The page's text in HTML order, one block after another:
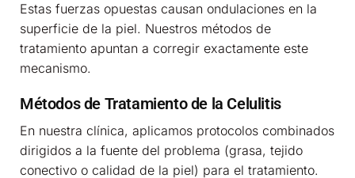
Estas fuerzas opuestas causan ondulaciones en la
superficie de la piel. Nuestros métodos de
tratamiento apuntan a corregir exactamente este
mecanismo.
Métodos de Tratamiento de la Celulitis
En nuestra clínica, aplicamos protocolos combinados
dirigidos a la fuente del problema (grasa, tejido
conectivo o calidad de la piel) para el tratamiento.